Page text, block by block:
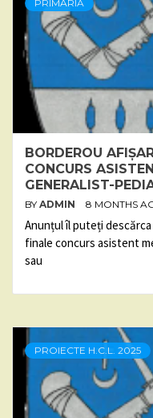
PRIMĂRIA
BORDEROU
CONCURS
GENERALIST-
BY ADMIN 8 MONTHS
Anunțul îl puteți
finale concurs asistent
sau
PROIECTE H.C.L. 2025